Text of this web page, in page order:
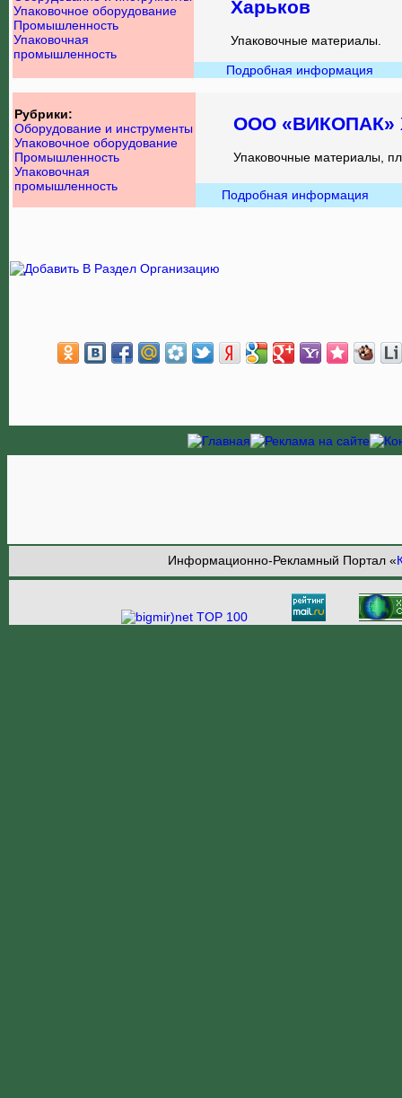
Упаковочное оборудование
Промышленность
Упаковочная
промышленность
Харьков
Упаковочные материалы.
Подробная информация
Рубрики:
Оборудование и инструменты
Упаковочное оборудование
Промышленность
Упаковочная
промышленность
ООО «ВИКОПАК»
Упаковочные материалы,
Подробная информация
Информационно-Рекламный Портал «